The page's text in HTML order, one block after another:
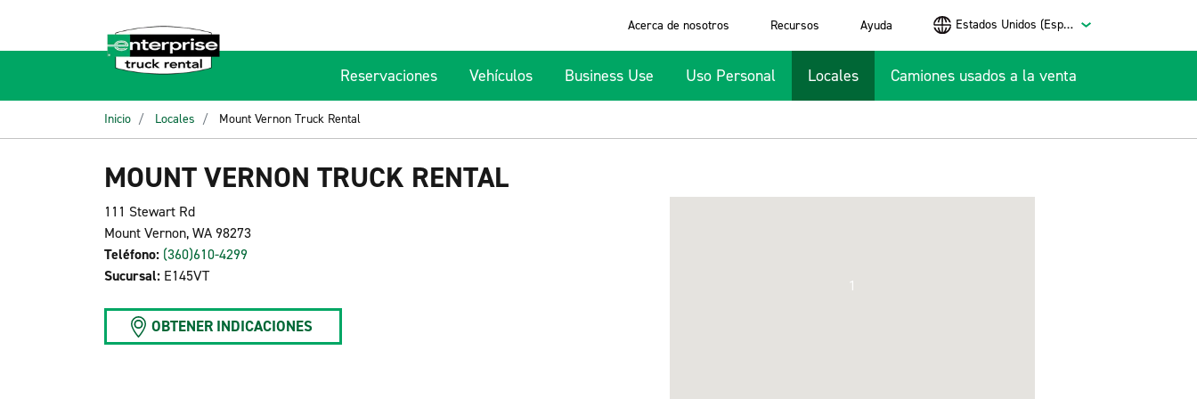
Acerca de nosotros Recursos Ayuda Estados Unidos (Español)
Reservaciones Vehículos Business Use Uso Personal Locales Camiones usados a la venta
Inicio Locales Mount Vernon Truck Rental
MOUNT VERNON TRUCK RENTAL
111 Stewart Rd
Mount Vernon, WA 98273
Teléfono: (360)610-4299
Sucursal: E145VT
OBTENER INDICACIONES
1